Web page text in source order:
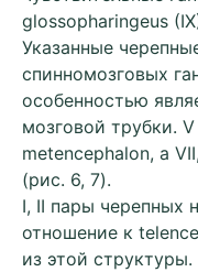
glossopharingeus
Указанные
спинномозговых
особенностью
мозговой трубки.
metencephalon, а
(рис. 6, 7).
I, II пары черепных
отношение к
из этой